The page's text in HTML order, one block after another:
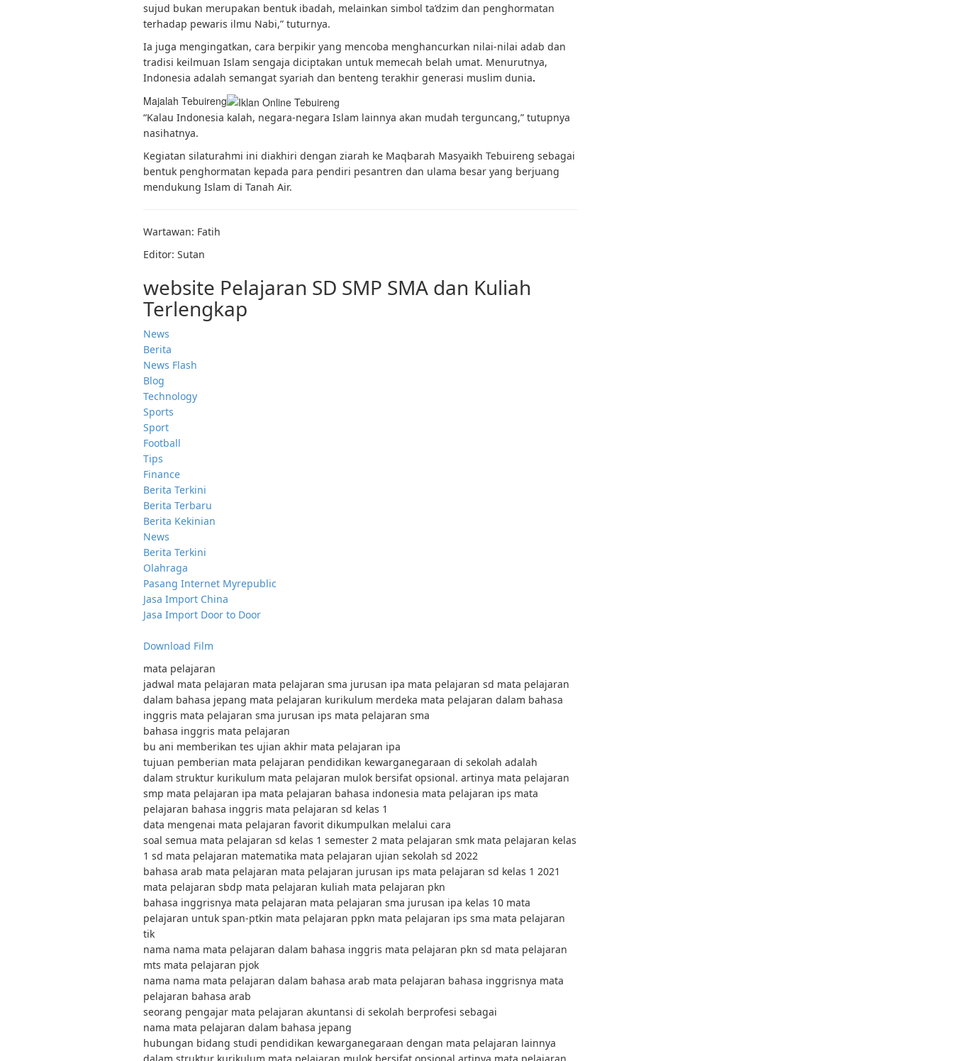
sujud bukan merupakan bentuk ibadah, melainkan simbol ta’dzim dan penghormatan
terhadap pewaris ilmu Nabi,” tuturnya.
Ia juga mengingatkan, cara berpikir yang mencoba menghancurkan nilai-nilai adab dan
tradisi keilmuan Islam sengaja diciptakan untuk memecah belah umat. Menurutnya,
Indonesia adalah semangat syariah dan benteng terakhir generasi muslim dunia.
Majalah Tebuireng
“Kalau Indonesia kalah, negara-negara Islam lainnya akan mudah terguncang,” tutupnya
nasihatnya.
Kegiatan silaturahmi ini diakhiri dengan ziarah ke Maqbarah Masyaikh Tebuireng sebagai
bentuk penghormatan kepada para pendiri pesantren dan ulama besar yang berjuang
mendukung Islam di Tanah Air.
Wartawan: Fatih
Editor: Sutan
website Pelajaran SD SMP SMA dan Kuliah
Terlengkap
News
Berita
News Flash
Blog
Technology
Sports
Sport
Football
Tips
Finance
Berita Terkini
Berita Terbaru
Berita Kekinian
News
Berita Terkini
Olahraga
Pasang Internet Myrepublic
Jasa Import China
Jasa Import Door to Door
Download Film
mata pelajaran
jadwal mata pelajaran mata pelajaran sma jurusan ipa mata pelajaran sd mata pelajaran
dalam bahasa jepang mata pelajaran kurikulum merdeka mata pelajaran dalam bahasa
inggris mata pelajaran sma jurusan ips mata pelajaran sma
bahasa inggris mata pelajaran
bu ani memberikan tes ujian akhir mata pelajaran ipa
tujuan pemberian mata pelajaran pendidikan kewarganegaraan di sekolah adalah
dalam struktur kurikulum mata pelajaran mulok bersifat opsional. artinya mata pelajaran
smp mata pelajaran ipa mata pelajaran bahasa indonesia mata pelajaran ips mata
pelajaran bahasa inggris mata pelajaran sd kelas 1
data mengenai mata pelajaran favorit dikumpulkan melalui cara
soal semua mata pelajaran sd kelas 1 semester 2 mata pelajaran smk mata pelajaran kelas
1 sd mata pelajaran matematika mata pelajaran ujian sekolah sd 2022
bahasa arab mata pelajaran mata pelajaran jurusan ips mata pelajaran sd kelas 1 2021
mata pelajaran sbdp mata pelajaran kuliah mata pelajaran pkn
bahasa inggrisnya mata pelajaran mata pelajaran sma jurusan ipa kelas 10 mata
pelajaran untuk span-ptkin mata pelajaran ppkn mata pelajaran ips sma mata pelajaran
tik
nama nama mata pelajaran dalam bahasa inggris mata pelajaran pkn sd mata pelajaran
mts mata pelajaran pjok
nama nama mata pelajaran dalam bahasa arab mata pelajaran bahasa inggrisnya mata
pelajaran bahasa arab
seorang pengajar mata pelajaran akuntansi di sekolah berprofesi sebagai
nama mata pelajaran dalam bahasa jepang
hubungan bidang studi pendidikan kewarganegaraan dengan mata pelajaran lainnya